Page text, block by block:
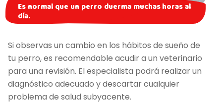
Es normal que un perro duerma muchas horas al
día.
Si observas un cambio en los hábitos de sueño de
tu perro, es recomendable acudir a un veterinario
para una revisión. El especialista podrá realizar un
diagnóstico adecuado y descartar cualquier
problema de salud subyacente.